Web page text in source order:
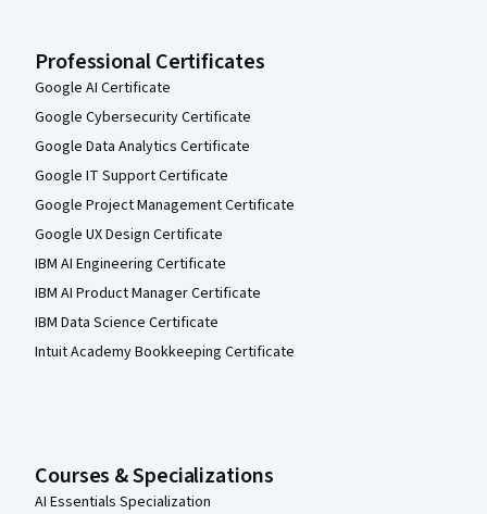
Professional Certificates
Google AI Certificate
Google Cybersecurity Certificate
Google Data Analytics Certificate
Google IT Support Certificate
Google Project Management Certificate
Google UX Design Certificate
IBM AI Engineering Certificate
IBM AI Product Manager Certificate
IBM Data Science Certificate
Intuit Academy Bookkeeping Certificate
Courses & Specializations
AI Essentials Specialization